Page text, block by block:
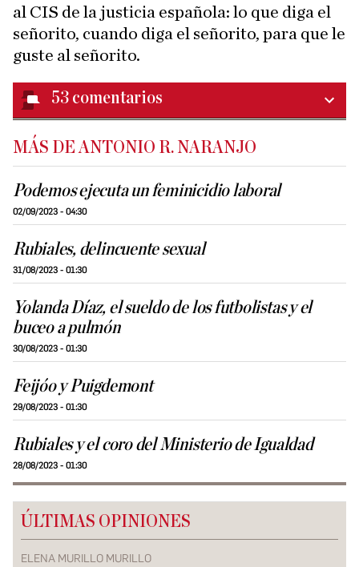
al CIS de la justicia española: lo que diga el
señorito, cuando diga el señorito, para que le
guste al señorito.
53 comentarios
MÁS DE ANTONIO R. NARANJO
Podemos ejecuta un feminicidio laboral
02/09/2023 - 04:30
Rubiales, delincuente sexual
31/08/2023 - 01:30
Yolanda Díaz, el sueldo de los futbolistas y el
buceo a pulmón
30/08/2023 - 01:30
Feijóo y Puigdemont
29/08/2023 - 01:30
Rubiales y el coro del Ministerio de Igualdad
28/08/2023 - 01:30
ÚLTIMAS OPINIONES
ELENA MURILLO MURILLO